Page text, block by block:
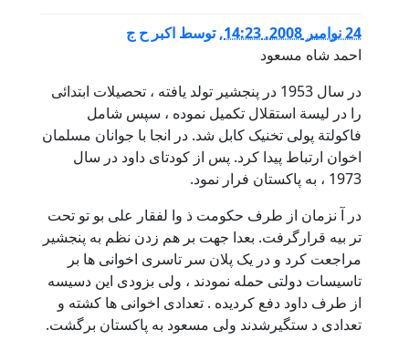
24 نوامبر 2008, 14:23 ,توسط اکبر ح ج
احمد شاه مسعود
در سال 1953 در پنجشیر تولد یافته ، تحصیلات ابتدائی
را در لیسة استقلال تکمیل نموده ، سپس شامل
فاکولتة پولی تخنیک کابل شد. در انجا با جوانان مسلمان
اخوان ارتباط پیدا کرد. پس از کودتای داود در سال
1973 ، به پاکستان فرار نمود.
در آ نزمان از طرف حکومت ذ وا لفقار علی بو تو تحت
تر بیه قرارگرفت. بعدا جهت بر هم زدن نظم به پنجشیر
مراجعت کرد و در یک پلان سر تاسری اخوانی ها بر
تاسیسات دولتی حمله نمودند ، ولی بزودی این دسیسه
از طرف داود دفع کردیده . تعدادی اخوانی ها کشته و
تعدادی د ستگیرشدند ولی مسعود به پاکستان برگشت.